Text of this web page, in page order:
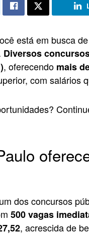
está em busca
Diversos
, oferecendo mais
com salários
dos concursos
500 vagas
, acrescida de